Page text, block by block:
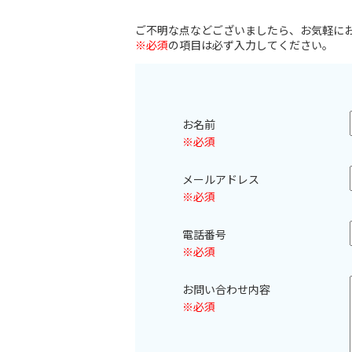
ご不明な点などございましたら、お気軽に
※必須の項目は必ず入力してください。
お名前
※必須
メールアドレス
※必須
電話番号
※必須
お問い合わせ内容
※必須